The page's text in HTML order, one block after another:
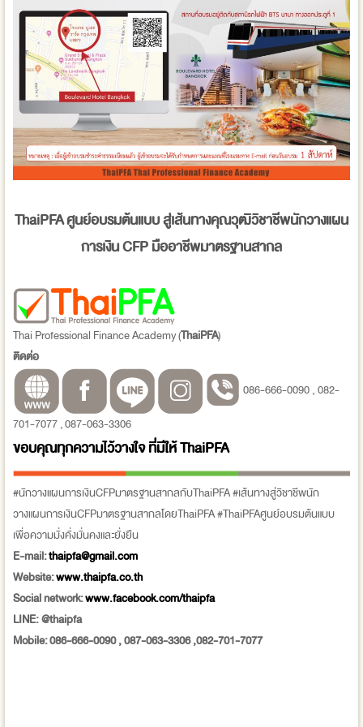
ThaiPFAศูนย์อบรมต้นแบบ สู่เส้นทางคุณวุฒิวิชาชีพนักวางแผน
การเงินCFPมืออาชีพมาตรฐานสากล
Thai Professional Finance Academy (ThaiPFA)
ติดต่อ
086-666-0090 , 082-
701-7077 , 087-063-3306
ขอบคุณทุกความไว้วางใจ ที่มีให้ThaiPFA
#นักวางแผนการเงินCFPมาตรฐานสากลกับThaiPFA #เส้นทางสู่วิชาชีพนัก
วางแผนการเงินCFPมาตรฐานสากลโดยThaiPFA #ThaiPFAศูนย์อบรมต้นแบบ
เพื่อความมั่งคั่งมั่นคงและยั่งยืน
E-mail:thaipfa@gmail.com
Website:www.thaipfa.co.th
Social network:www.facebook.com/thaipfa
LINE: @thaipfa
Mobile: 086-666-0090 , 087-063-3306 ,082-701-7077